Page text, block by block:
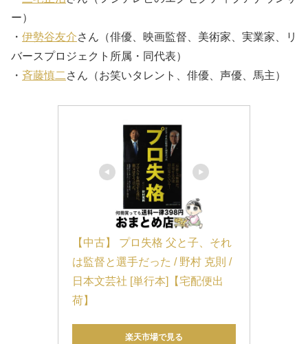
ー）
・ 伊勢谷友介さん（俳優、映画監督、美術家、実業家、リ
バースプロジェクト所属・同代表）
・ 斉藤慎二 さん（お笑いタレント、俳優、声優、馬主）
【中古】 プロ失格 父と子、それ
は監督と選手だった / 野村 克則 /
日本文芸社 [単行本]【宅配便出
荷】
楽天市場で見る